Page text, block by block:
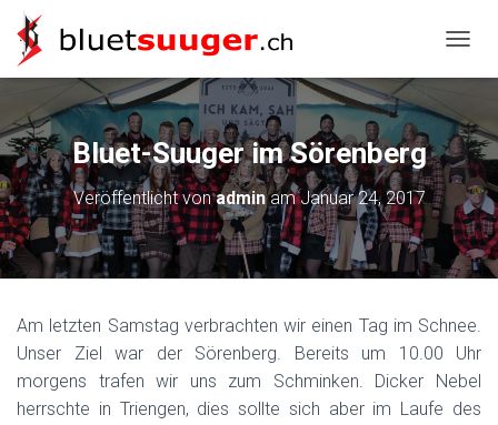
Bluet-Suuger im Sörenberg
Veröffentlicht vonadminamJanuar 24, 2017
Am letzten Samstag verbrachten wir einen Tag im Schnee.
Unser Ziel war der Sörenberg. Bereits um 10.00 Uhr
morgens trafen wir uns zum Schminken. Dicker Nebel
herrschte in Triengen, dies sollte sich aber im Laufe des